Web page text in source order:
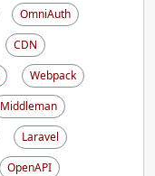
OmniAuth
CDN
Webpack
Middleman
Laravel
OpenAPI